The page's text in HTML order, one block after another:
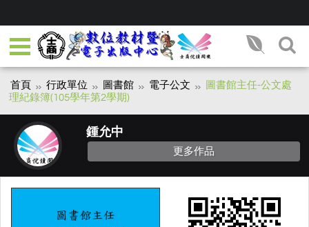
首頁 行政單位 圖書館 電子公文
圖書館主任-公文處
理紀錄簿(105學年第2學期)
鍾允中
更多作品